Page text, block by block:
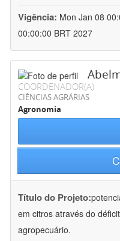
Vigência: Mon Jan 08
00:00:00 BRT 2027
COORDENADOR(A)
CIÊNCIAS AGRÁRIAS
Agronomia
Título do Projeto:
em citros através do
agropecuário.